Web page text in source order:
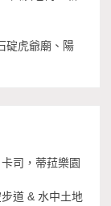
碇虎爺廟、陽
司，蒂菈樂園
道 & 水中土地